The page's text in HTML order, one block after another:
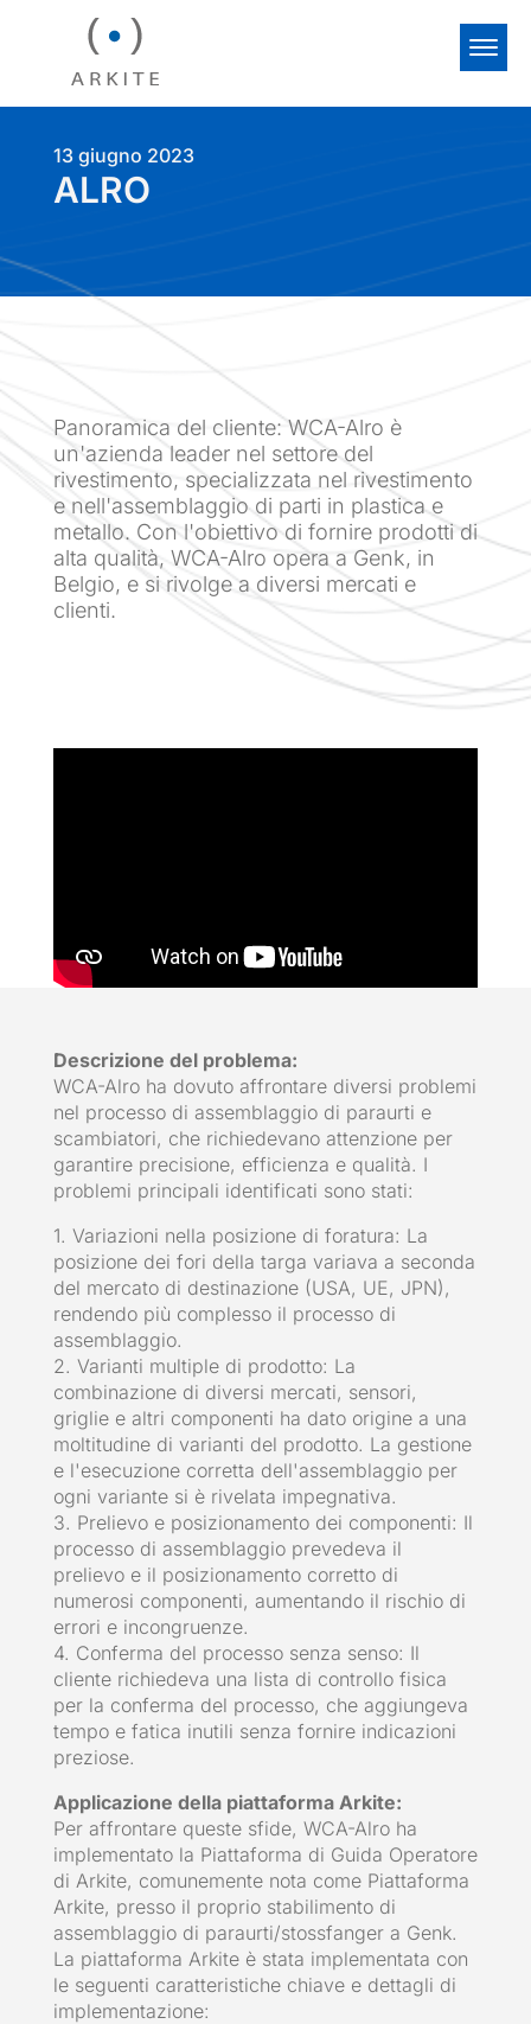
ALRO
13 giugno 2023
Panoramica del cliente: WCA-Alro è
un'azienda leader nel settore del
rivestimento, specializzata nel rivestimento
e nell'assemblaggio di parti in plastica e
metallo. Con l'obiettivo di fornire prodotti di
alta qualità, WCA-Alro opera a Genk, in
Belgio, e si rivolge a diversi mercati e
clienti.
Descrizione del problema:
WCA-Alro ha dovuto affrontare diversi problemi
nel processo di assemblaggio di paraurti e
scambiatori, che richiedevano attenzione per
garantire precisione, efficienza e qualità. I
problemi principali identificati sono stati:
1. Variazioni nella posizione di foratura: La
posizione dei fori della targa variava a seconda
del mercato di destinazione (USA, UE, JPN),
rendendo più complesso il processo di
assemblaggio.
2. Varianti multiple di prodotto: La
combinazione di diversi mercati, sensori,
griglie e altri componenti ha dato origine a una
moltitudine di varianti del prodotto. La gestione
e l'esecuzione corretta dell'assemblaggio per
ogni variante si è rivelata impegnativa.
3. Prelievo e posizionamento dei componenti: Il
processo di assemblaggio prevedeva il
prelievo e il posizionamento corretto di
numerosi componenti, aumentando il rischio di
errori e incongruenze.
4. Conferma del processo senza senso: Il
cliente richiedeva una lista di controllo fisica
per la conferma del processo, che aggiungeva
tempo e fatica inutili senza fornire indicazioni
preziose.
Applicazione della piattaforma Arkite:
Per affrontare queste sfide, WCA-Alro ha
implementato la Piattaforma di Guida Operatore
di Arkite, comunemente nota come Piattaforma
Arkite, presso il proprio stabilimento di
assemblaggio di paraurti/stossfanger a Genk.
La piattaforma Arkite è stata implementata con
le seguenti caratteristiche chiave e dettagli di
implementazione: